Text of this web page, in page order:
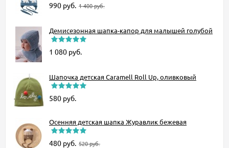
990 руб. 1 400руб.
Демисезонная шапка-капор для малышей голубой
1 080 руб.
Шапочка детская Caramell Roll Up, оливковый
580 руб.
Осенняя детская шапка Журавлик бежевая
480 руб. 520руб.